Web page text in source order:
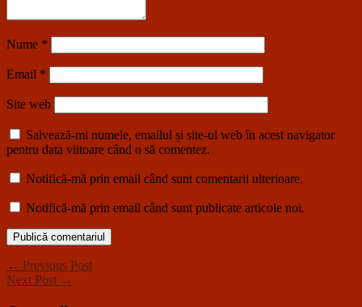
Nume *
Email *
Site web
Salvează-mi numele, emailul și site-ul web în acest navigator
pentru data viitoare când o să comentez.
Notifică-mă prin email când sunt comentarii ulterioare.
Notifică-mă prin email când sunt publicate articole noi.
← Previous Post
Next Post →